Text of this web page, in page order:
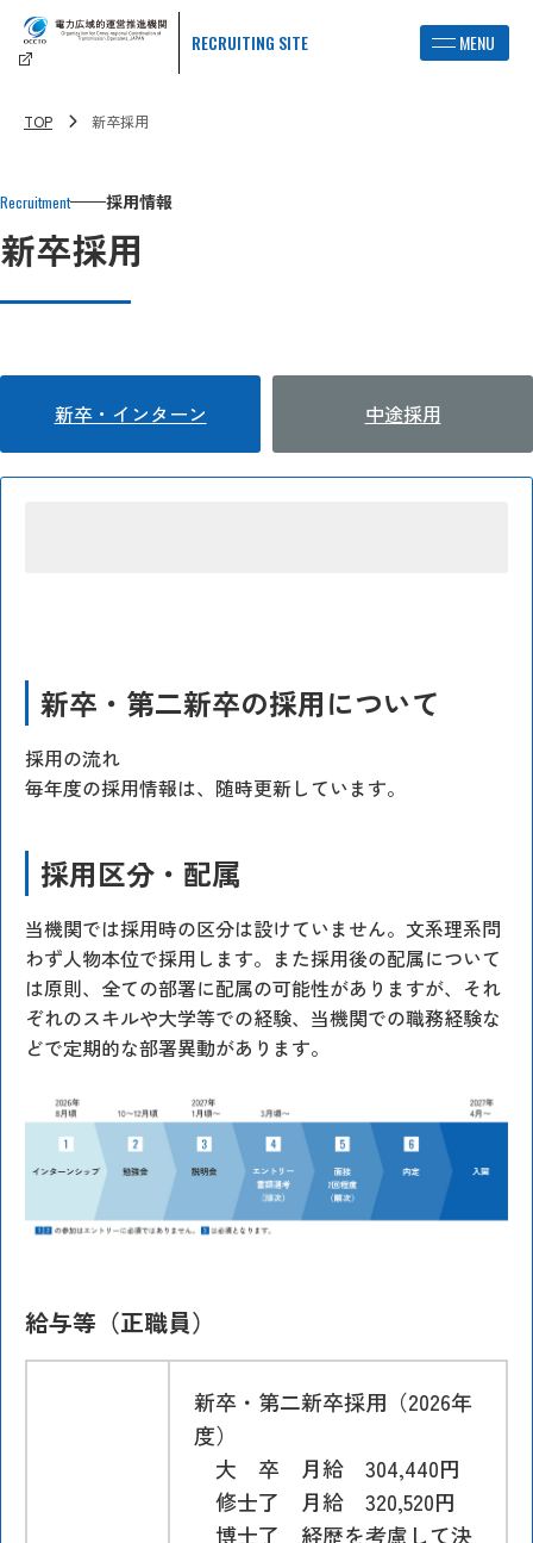
RECRUITING SITE
TOP 新卒採用
Recruitment 採用情報
新卒採用
新卒・インターン 中途採用
新卒・第二新卒の採用について
採用の流れ
毎年度の採用情報は、随時更新しています。
採用区分・配属
当機関では採用時の区分は設けていません。文系理系問
わず人物本位で採用します。また採用後の配属について
は原則、全ての部署に配属の可能性がありますが、それ
ぞれのスキルや大学等での経験、当機関での職務経験な
どで定期的な部署異動があります。
給与等（正職員）
新卒・第二新卒採用（2026年
度）
大 卒 月給 304,440円
修士了 月給 320,520円
博士了 経歴を考慮して決